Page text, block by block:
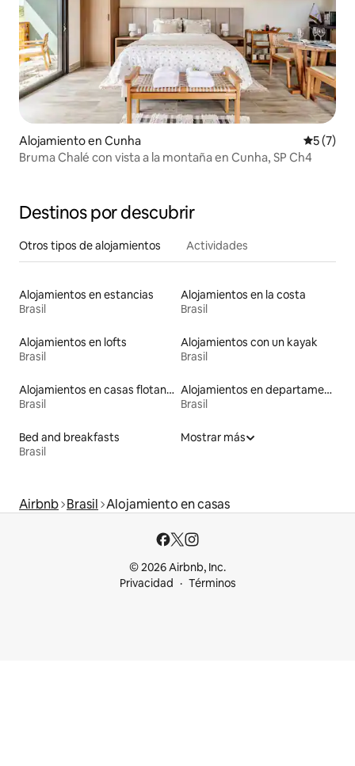
Alojamiento en Cunha
5 (7)
Bruma Chalé con vista a la montaña en Cunha, SP Ch4
Destinos por descubrir
Otros tipos de alojamientos Actividades
Alojamientos en estancias
Brasil
Alojamientos en la costa
Brasil
Alojamientos en lofts
Brasil
Alojamientos con un kayak
Brasil
Alojamientos en casas flotantes
Brasil
Alojamientos en departamentos con servicios incluidos
Brasil
Bed and breakfasts
Brasil
Mostrar más
Airbnb Brasil Alojamiento en casas
© 2026 Airbnb, Inc.
Privacidad
Términos